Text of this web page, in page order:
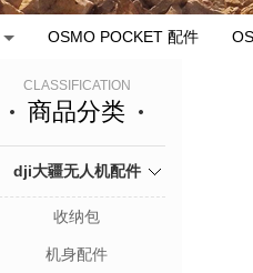
OSMO POCKET 配件
CLASSIFICATION
商品分类
dji大疆无人机配件
收纳包
机身配件